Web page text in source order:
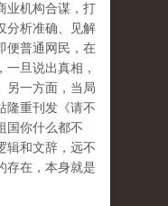
业机构合谋，打
分析准确、见解
便普通网民，在
旦说出真相，
另一方面，当局
隆重刊发《请不
国你什么都不
辑和文辞，远不
存在，本身就是